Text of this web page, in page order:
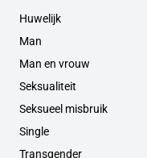
Huwelijk
Man
Man en vrouw
Seksualiteit
Seksueel misbruik
Single
Transgender